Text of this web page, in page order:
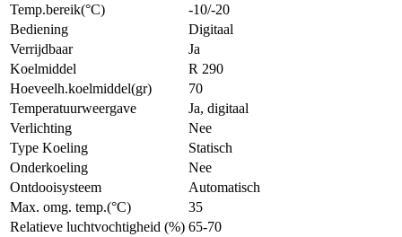
Temp.bereik(°C)
-10/-20
Bediening
Digitaal
Verrijdbaar
Ja
Koelmiddel
R 290
Hoeveelh.koelmiddel(gr)
70
Temperatuurweergave
Ja, digitaal
Verlichting
Nee
Type Koeling
Statisch
Onderkoeling
Nee
Ontdooisysteem
Automatisch
Max. omg. temp.(°C)
35
Relatieve luchtvochtigheid (%) 65-70